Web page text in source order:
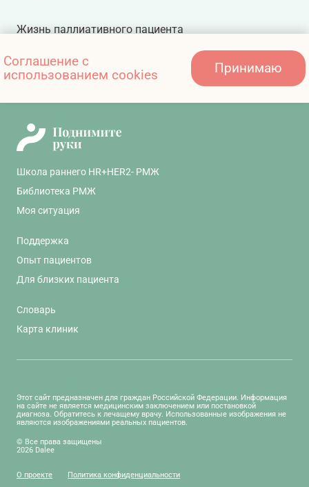
Жизнь паллиативного пациента
Социальная адаптация
Школа раннего HR+HER2- РМЖ
Библиотека РМЖ
Моя ситуация
Поддержка
Опыт пациентов
Для близких пациента
Словарь
Карта клиник
Этот сайт предназначен для граждан Российской Федерации. Информация
на сайте не является медицинским заключением или постановкой
диагноза. Обратитесь к лечащему врачу. Использованные изображения не
являются изображениями реальных пациентов.
© Все права защищены
2026 Dalee
О проекте Политика конфиденциальности
Соглашение с
использованием cookies
Принимаю